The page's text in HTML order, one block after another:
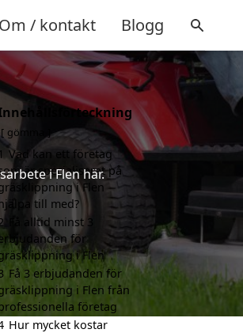
Om / kontakt Blogg
i Flen här.
gömma
Vad kan ett företag
är specialiserat på
i Flen
till med?
Få alltid minst 3
för
i Flen
Få 3 erbjudanden för
i Flen från
företag
Hur mycket kostar